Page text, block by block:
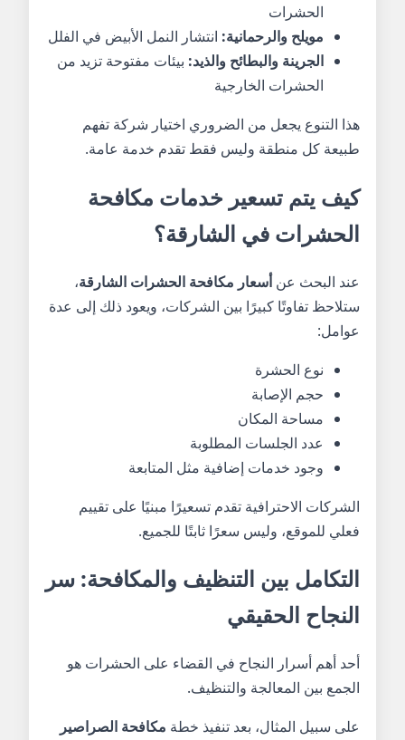
الحشرات
مويلح والرحمانية: انتشار النمل الأبيض في الفلل
الجرينة والبطائح والذيد: بيئات مفتوحة تزيد من
الحشرات الخارجية
هذا التنوع يجعل من الضروري اختيار شركة تفهم
طبيعة كل منطقة وليس فقط تقدم خدمة عامة.
كيف يتم تسعير خدمات مكافحة
الحشرات في الشارقة؟
عند البحث عنأسعار مكافحة الحشرات الشارقة،
ستلاحظ تفاوتًا كبيرًا بين الشركات، ويعود ذلك إلى عدة
عوامل:
نوع الحشرة
حجم الإصابة
مساحة المكان
عدد الجلسات المطلوبة
وجود خدمات إضافية مثل المتابعة
الشركات الاحترافية تقدم تسعيرًا مبنيًا على تقييم
فعلي للموقع، وليس سعرًا ثابتًا للجميع.
التكامل بين التنظيف والمكافحة: سر
النجاح الحقيقي
أحد أهم أسرار النجاح في القضاء على الحشرات هو
الجمع بين المعالجة والتنظيف.
على سبيل المثال، بعد تنفيذ خطة مكافحة الصراصير